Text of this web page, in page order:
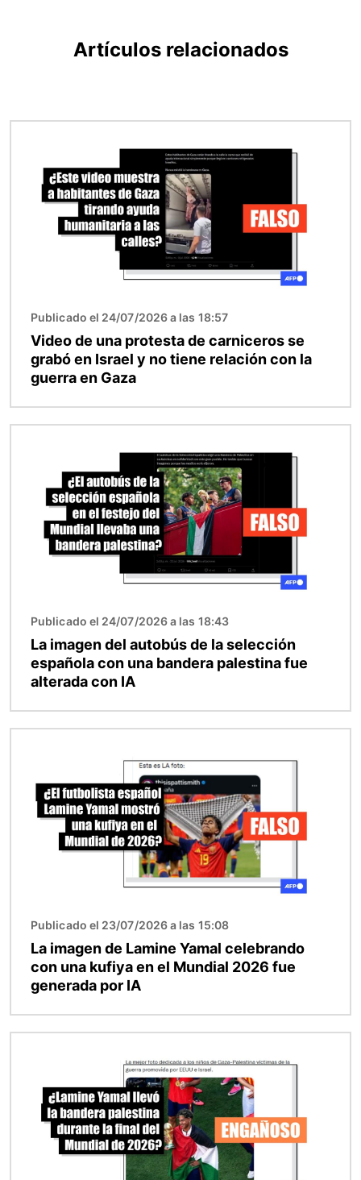
Artículos relacionados
Publicado el 24/07/2026 a las 18:57
Video de una protesta de carniceros se
grabó en Israel y no tiene relación con la
guerra en Gaza
Publicado el 24/07/2026 a las 18:43
La imagen del autobús de la selección
española con una bandera palestina fue
alterada con IA
Publicado el 23/07/2026 a las 15:08
La imagen de Lamine Yamal celebrando
con una kufiya en el Mundial 2026 fue
generada por IA